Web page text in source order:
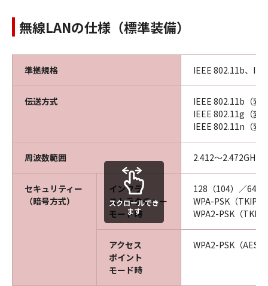
無線LANの仕様（標準装備）
準拠規格 IEEE 802.11b、
伝送方式
IEEE 802.11b（変
IEEE 802.11g（変
IEEE 802.11n（変
周波数範囲 2.412～2.472GHz
セキュリティー
（暗号方式）
インフラ
ストラクチャー
モード時
128（104）／64
WPA-PSK（TKIP／
WPA2-PSK（TKIP
アクセス
ポイント
モード時
WPA2-PSK（AES-
スクロールでき
ます